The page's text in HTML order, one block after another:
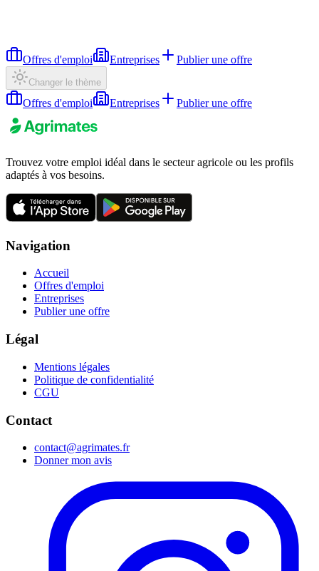
Offres d'emploi Entreprises Publier une offre
Changer le thème
Offres d'emploi Entreprises Publier une offre
Trouvez votre emploi idéal dans le secteur agricole ou les profils
adaptés à vos besoins.
Navigation
Accueil
Offres d'emploi
Entreprises
Publier une offre
Légal
Mentions légales
Politique de confidentialité
CGU
Contact
contact@agrimates.fr
Donner mon avis